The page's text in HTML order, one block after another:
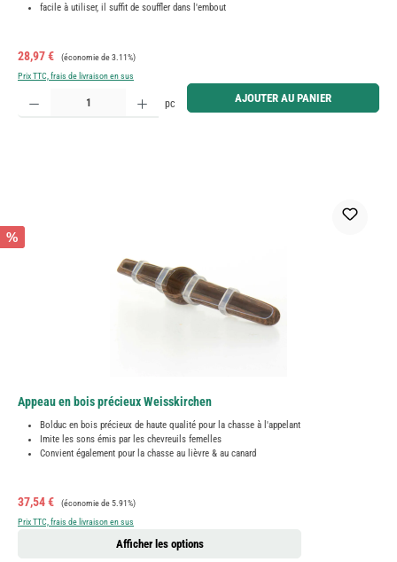
facile à utiliser, il suffit de souffler dans l'embout
Prix de vente :
28,97 € Prix régulier :
(économie de 3.11%)
Prix TTC, frais de livraison en sus
Quantité de produit : Entrez la quantité souhaitée ou utilisez les boutons pour augmenter ou
pc AJOUTER AU PANIER
%
Appeau en bois précieux Weisskirchen
Bolduc en bois précieux de haute qualité pour la chasse à l'appelant
Imite les sons émis par les chevreuils femelles
Convient également pour la chasse au lièvre & au canard
Prix de vente :
37,54 € Prix régulier :
(économie de 5.91%)
Prix TTC, frais de livraison en sus
Afficher les options